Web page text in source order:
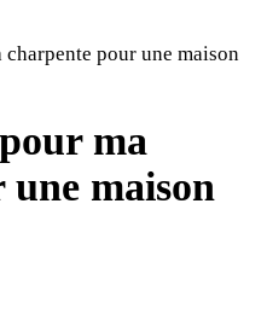
pour une maison
ma
maison